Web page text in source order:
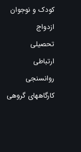
کودک و نوجوان
ازدواج
تحصیلی
ارتباطی
روانسنجی
کارگاههای گروهی